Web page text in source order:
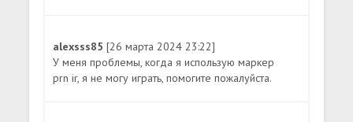
alexsss85[26 марта 2024 23:22]
У меня проблемы, когда я использую маркер
prn ir, я не могу играть, помогите пожалуйста.